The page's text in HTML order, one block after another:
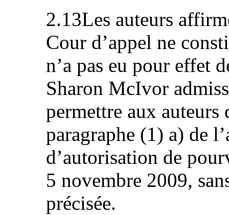
2.13Les auteurs
Cour d’appel ne
n’a pas eu pour effet
Sharon McIvor
permettre aux auteurs
paragraphe (1) a) de
d’autorisation de
5 novembre 2009,
précisée.